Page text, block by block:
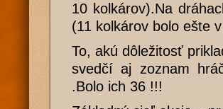
10 kolkárov).Na
(11 kolkárov bolo ešte
To, akú dôležitosť
svedčí aj zoznam
.Bolo ich 36 !!!